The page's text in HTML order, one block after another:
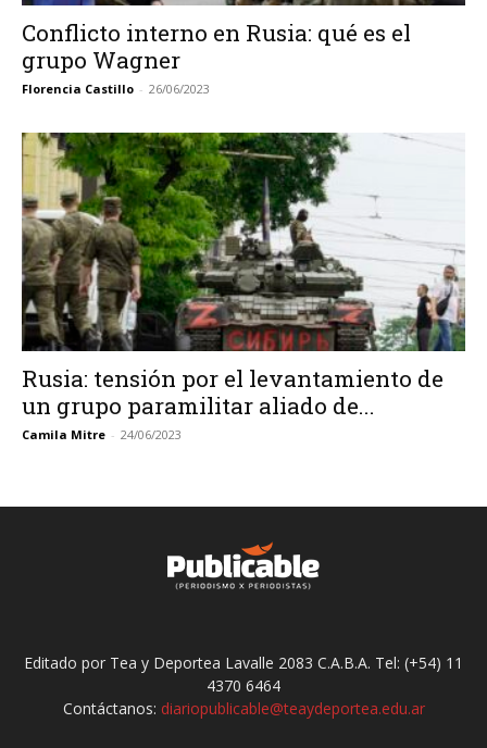
Conflicto interno en Rusia: qué es el
grupo Wagner
Florencia Castillo - 26/06/2023
Rusia: tensión por el levantamiento de
un grupo paramilitar aliado de...
Camila Mitre - 24/06/2023
Editado por Tea y Deportea Lavalle 2083 C.A.B.A. Tel: (+54) 11
4370 6464
Contáctanos: diariopublicable@teaydeportea.edu.ar